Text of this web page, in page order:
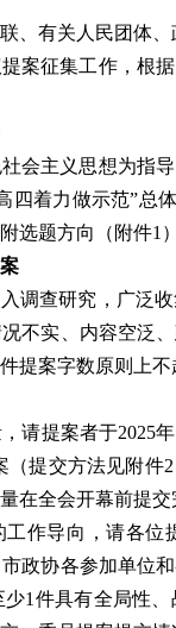
、有关人民团体
案征集工作，根
会主义思想为指
四着力做示范”总
选题方向（附件1
调查研究，广泛
不实、内容空泛
提案字数原则上不
请提案者于2025年
（提交方法见附件2
在全会开幕前提交
工作导向，请各位
政协各参加单位
少1 件具有全局性